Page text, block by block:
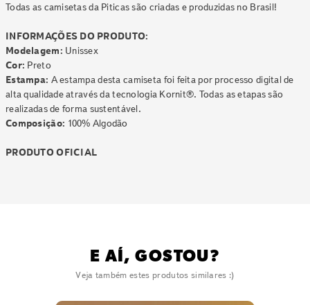
Todas as camisetas da Piticas são criadas e produzidas no Brasil!
INFORMAÇÕES DO PRODUTO:
Modelagem: Unissex
Cor: Preto
Estampa: A estampa desta camiseta foi feita por processo digital de
alta qualidade através da tecnologia Kornit®. Todas as etapas são
realizadas de forma sustentável.
Composição: 100% Algodão
PRODUTO OFICIAL
E AÍ, GOSTOU?
Veja também estes produtos similares :)